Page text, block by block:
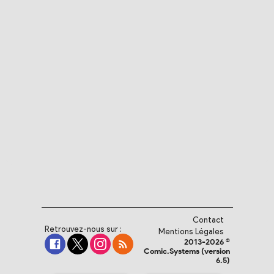
Retrouvez-nous sur :
Contact
Mentions Légales
2013-2026 ©
Comic.Systems (version
6.5)